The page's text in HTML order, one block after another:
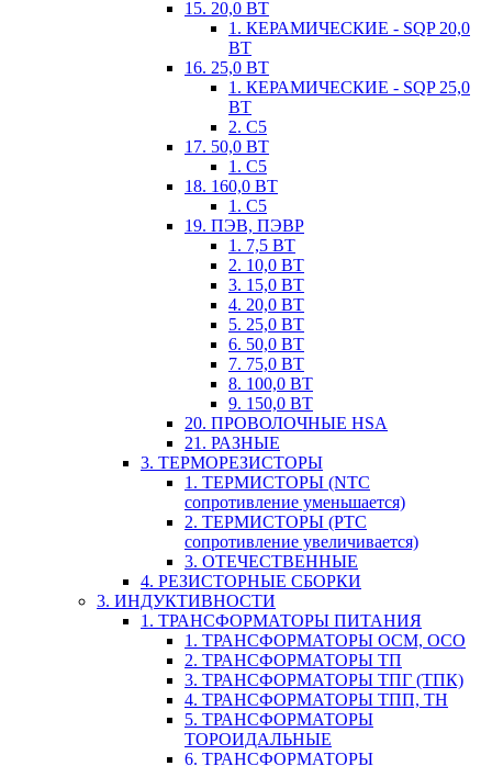
15. 20,0 ВТ
1. КЕРАМИЧЕСКИЕ - SQP 20,0
ВТ
16. 25,0 ВТ
1. КЕРАМИЧЕСКИЕ - SQP 25,0
ВТ
2. С5
17. 50,0 ВТ
1. С5
18. 160,0 ВТ
1. С5
19. ПЭВ, ПЭВР
1. 7,5 ВТ
2. 10,0 ВТ
3. 15,0 ВТ
4. 20,0 ВТ
5. 25,0 ВТ
6. 50,0 ВТ
7. 75,0 ВТ
8. 100,0 ВТ
9. 150,0 ВТ
20. ПРОВОЛОЧНЫЕ HSA
21. РАЗНЫЕ
3. ТЕРМОРЕЗИСТОРЫ
1. ТЕРМИСТОРЫ (NTC
сопротивление уменьшается)
2. ТЕРМИСТОРЫ (PTC
сопротивление увеличивается)
3. ОТЕЧЕСТВЕННЫЕ
4. РЕЗИСТОРНЫЕ СБОРКИ
3. ИНДУКТИВНОСТИ
1. ТРАНСФОРМАТОРЫ ПИТАНИЯ
1. ТРАНСФОРМАТОРЫ ОСМ, ОСО
2. ТРАНСФОРМАТОРЫ ТП
3. ТРАНСФОРМАТОРЫ ТПГ (ТПК)
4. ТРАНСФОРМАТОРЫ ТПП, ТН
5. ТРАНСФОРМАТОРЫ
ТОРОИДАЛЬНЫЕ
6. ТРАНСФОРМАТОРЫ